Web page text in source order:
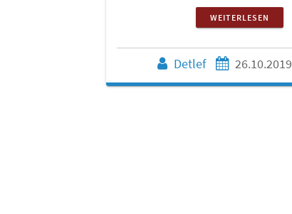
WEITERLESEN
Detlef 26.10.2019